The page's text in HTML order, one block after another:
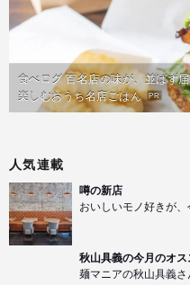
食べログ 百名店の味が、並ばず
楽しむおうち名店ごはん PR
人気連載
噂の新店
おいしいモノ好きが
秋山具義の今月のオス
麺マニアの秋山具義